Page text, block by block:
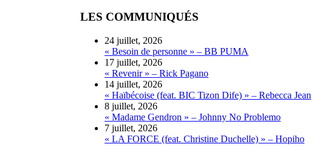
LES COMMUNIQUÉS
24 juillet, 2026
« Besoin de personne » – BB PUMA
17 juillet, 2026
« Revenir » – Rick Pagano
14 juillet, 2026
« Haïbécoise (feat. BIC Tizon Dife) » – Rebecca Jean
8 juillet, 2026
« Madame Gendron » – Johnny No Problemo
7 juillet, 2026
« LA FORCE (feat. Christine Duchelle) » – Hopiho